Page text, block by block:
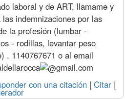
2115 243 1805
383792 43769 257825
junto 1ra quincena Marzo)
2573 283 1377
2192 242 1496
2021 219 1530
213 1584
336660 226163
laboral y de ART, llamame y
indemnizaciones por las
la profesión (lumbar -
- rodillas, levantar peso
. 1140767671 o al email
gmail.com
con una citación | Citar |